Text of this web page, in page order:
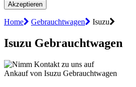
Akzeptieren
Home Gebrauchtwagen Isuzu
Isuzu Gebrauchtwagen
Ankauf von Isuzu Gebrauchtwagen